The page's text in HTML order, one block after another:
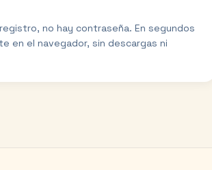
no hay contraseña. En segundos
en el navegador, sin descargas ni